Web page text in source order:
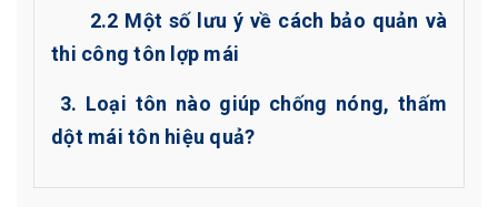
2.2 Một số lưu ý về cách bảo quản và
thi công tôn lợp mái
3. Loại tôn nào giúp chống nóng, thấm
dột mái tôn hiệu quả?